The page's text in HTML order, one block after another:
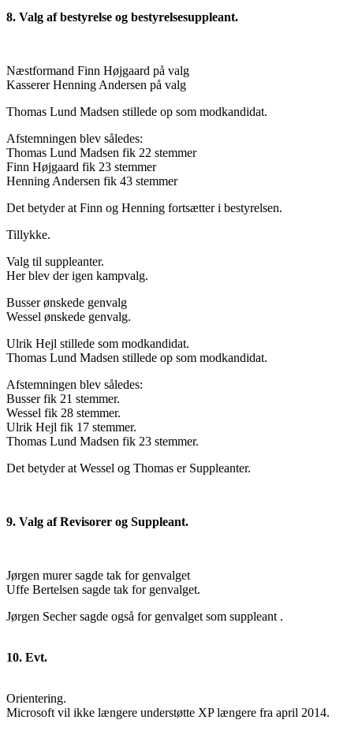
8. Valg af bestyrelse og bestyrelsesuppleant.
Næstformand Finn Højgaard på valg
Kasserer Henning Andersen på valg
Thomas Lund Madsen stillede op som modkandidat.
Afstemningen blev således:
Thomas Lund Madsen fik 22 stemmer
Finn Højgaard fik 23 stemmer
Henning Andersen fik 43 stemmer
Det betyder at Finn og Henning fortsætter i bestyrelsen.
Tillykke.
Valg til suppleanter.
Her blev der igen kampvalg.
Busser ønskede genvalg
Wessel ønskede genvalg.
Ulrik Hejl stillede som modkandidat.
Thomas Lund Madsen stillede op som modkandidat.
Afstemningen blev således:
Busser fik 21 stemmer.
Wessel fik 28 stemmer.
Ulrik Hejl fik 17 stemmer.
Thomas Lund Madsen fik 23 stemmer.
Det betyder at Wessel og Thomas er Suppleanter.
9. Valg af Revisorer og Suppleant.
Jørgen murer sagde tak for genvalget
Uffe Bertelsen sagde tak for genvalget.
Jørgen Secher sagde også for genvalget som suppleant .
10. Evt.
Orientering.
Microsoft vil ikke længere understøtte XP længere fra april 2014.